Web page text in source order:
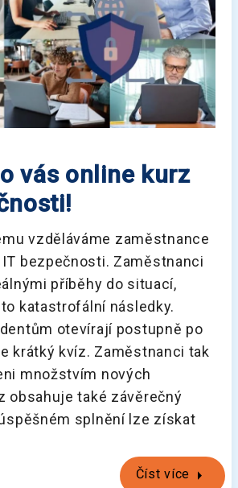
vás online kurz
vzděláváme zaměstnance
bezpečnosti. Zaměstnanci
příběhy do situací,
katastrofální následky.
otevírají postupně po
krátký kvíz. Zaměstnanci tak
množstvím nových
obsahuje také závěrečný
splnění lze získat
Číst více arrow_right